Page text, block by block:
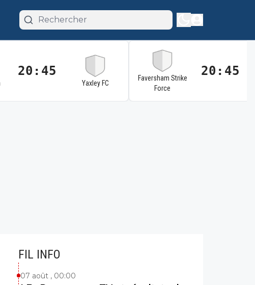
20:45
Yaxley FC
Faversham Strike
Force
20:45
FIL INFO
07 août , 00:00